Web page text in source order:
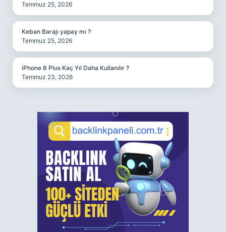
Temmuz 25, 2026
Keban Barajı yapay mı ?
Temmuz 25, 2026
iPhone 8 Plus Kaç Yıl Daha Kullanılır ?
Temmuz 23, 2026